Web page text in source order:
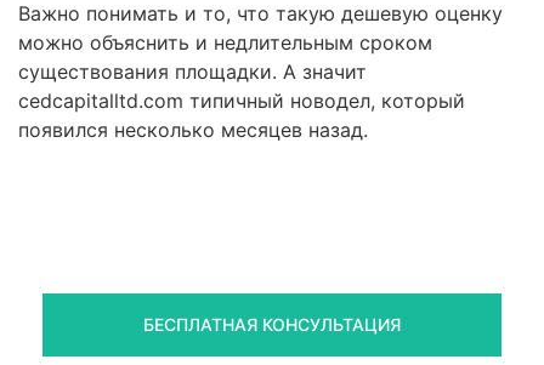
Важно понимать и то, что такую дешевую оценку
можно объяснить и недлительным сроком
существования площадки. А значит
cedcapitalltd.com типичный новодел, который
появился несколько месяцев назад.
БЕСПЛАТНАЯ КОНСУЛЬТАЦИЯ